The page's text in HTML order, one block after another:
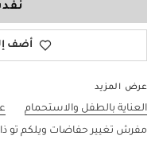
أضف
عرض المزيد
العناية بالطفل والاستحمام
مفرش تغيير حفاضات ويلكم تو